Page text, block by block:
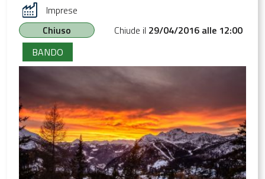
Imprese
Chiuso
Chiude il 29/04/2016 alle 12:00
BANDO